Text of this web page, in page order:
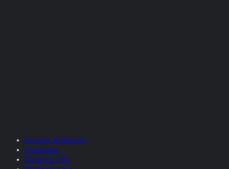
Google Kalender
iCalendar
Outlook 365